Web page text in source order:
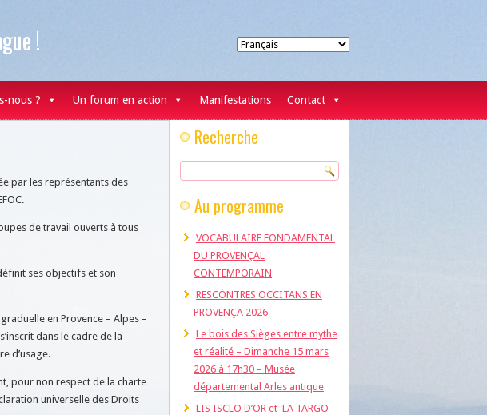
Choisir
une
!
nous ? Un forum en action Manifestations Contact
par les représentants des
de travail ouverts à tous
ses objectifs et son
en Provence – Alpes –
dans le cadre de la
d’usage.
pour non respect de la charte
universelle des Droits
Recherche
Au programme
VOCABULAIRE FONDAMENTAL
DU PROVENÇAL
CONTEMPORAIN
RESCÒNTRES OCCITANS EN
PROVENÇA 2026
Le bois des Sièges entre mythe
et réalité – Dimanche 15 mars
2026 à 17h30 – Musée
départemental Arles antique
LIS ISCLO D’OR et LA TARGO –